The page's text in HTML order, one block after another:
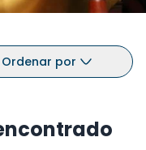
Ordenar por